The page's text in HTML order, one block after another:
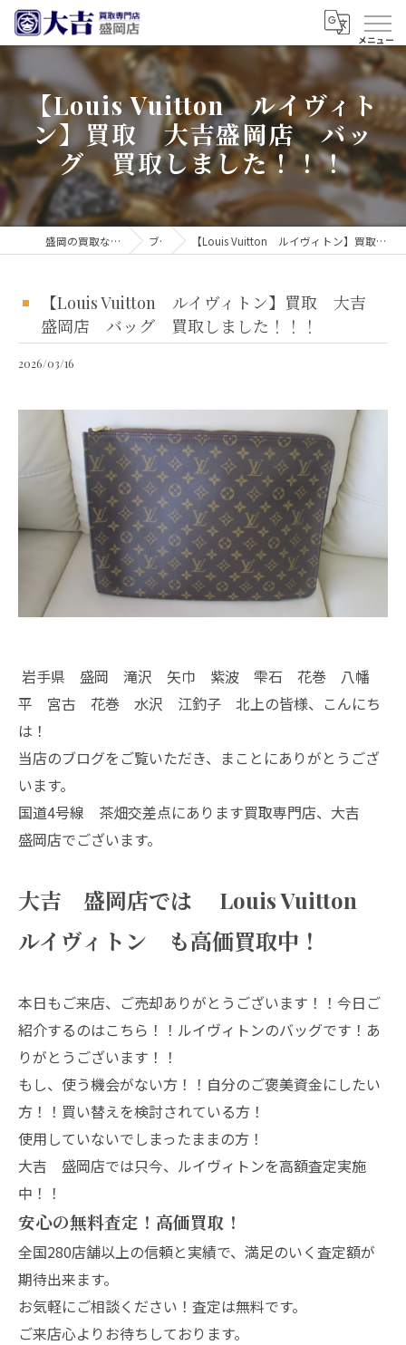
【Louis Vuitton ルイヴィト
ン】買取 大吉盛岡店 バッ
グ 買取しました！！！
盛岡の買取なら買取大吉 盛岡店 ブログ 【Louis Vuitton ルイヴィトン】買取 大吉盛岡店 バッグ 買取しました！！！
【Louis Vuitton ルイヴィトン】買取 大吉
盛岡店 バッグ 買取しました！！！
2026/03/16
岩手県 盛岡 滝沢 矢巾 紫波 雫石 花巻 八幡
平 宮古 花巻 水沢 江釣子 北上の皆様、こんにち
は！
当店のブログをご覧いただき、まことにありがとうござ
います。
国道4号線 茶畑交差点にあります買取専門店、大吉
盛岡店でございます。
大吉 盛岡店では Louis Vuitton
ルイヴィトン も高価買取中！
本日もご来店、ご売却ありがとうございます！！今日ご
紹介するのはこちら！！ルイヴィトンのバッグです！あ
りがとうございます！！
もし、使う機会がない方！！自分のご褒美資金にしたい
方！！買い替えを検討されている方！
使用していないでしまったままの方！
大吉 盛岡店では只今、ルイヴィトンを高額査定実施
中！！
安心の無料査定！高価買取！
全国280店舗以上の信頼と実績で、満足のいく査定額が
期待出来ます。
お気軽にご相談ください！査定は無料です。
ご来店心よりお待ちしております。